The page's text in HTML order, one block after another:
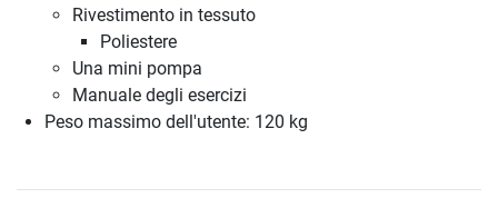
Rivestimento in tessuto
Poliestere
Una mini pompa
Manuale degli esercizi
Peso massimo dell'utente: 120 kg